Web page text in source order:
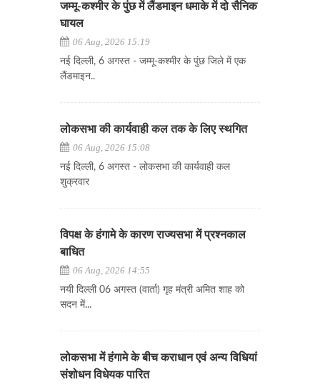
जम्मू-कश्मीर के पुंछ में लैंडमाइन धमाके में दो सैनिक
घायल
06 Aug, 2026 15:19
नई दिल्ली, 6 अगस्त - जम्मू-कश्मीर के पुंछ जिले में एक
लैंडमाइन..
लोकसभा की कार्यवाही कल तक के लिए स्थगित
06 Aug, 2026 15:08
नई दिल्ली, 6 अगस्त - लोकसभा की कार्यवाही कल
शुक्रवार
विपक्ष के हंगामे के कारण राज्यसभा में प्रश्नकाल
बाधित
06 Aug, 2026 14:55
नयी दिल्ली 06 अगस्त (वार्ता) गृह मंत्री अमित शाह को
सदन में...
लोकसभा में हंगामे के बीच कराधान एवं अन्य विधियां
संशोधन विधेयक पारित